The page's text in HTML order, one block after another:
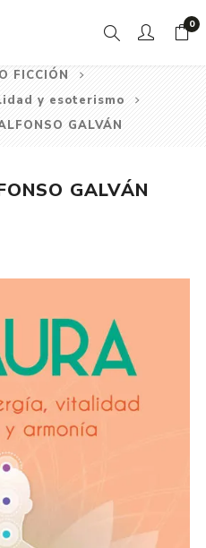
0
FICCIÓN
y esoterismo
GALVÁN
GALVÁN